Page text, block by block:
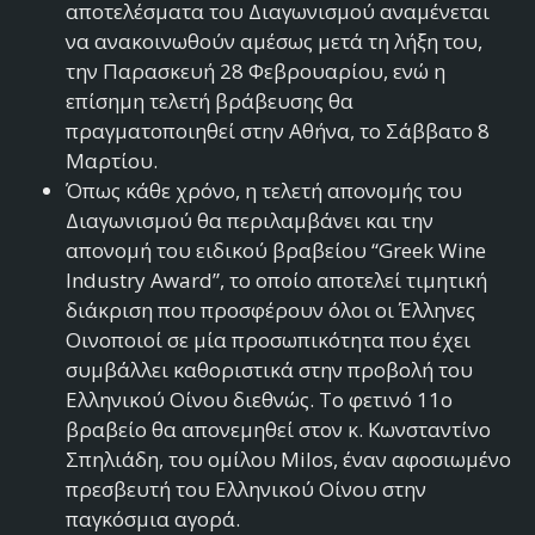
αποτελέσματα του Διαγωνισμού αναμένεται
να ανακοινωθούν αμέσως μετά τη λήξη του,
την Παρασκευή 28 Φεβρουαρίου, ενώ η
επίσημη τελετή βράβευσης θα
πραγματοποιηθεί στην Αθήνα, το Σάββατο 8
Μαρτίου.
Όπως κάθε χρόνο, η τελετή απονομής του
Διαγωνισμού θα περιλαμβάνει και την
απονομή του ειδικού βραβείου “Greek Wine
Industry Award”, το οποίο αποτελεί τιμητική
διάκριση που προσφέρουν όλοι οι Έλληνες
Οινοποιοί σε μία προσωπικότητα που έχει
συμβάλλει καθοριστικά στην προβολή του
Ελληνικού Οίνου διεθνώς. Το φετινό 11o
βραβείο θα απονεμηθεί στον κ. Κωνσταντίνο
Σπηλιάδη, του ομίλου Milos, έναν αφοσιωμένο
πρεσβευτή του Ελληνικού Οίνου στην
παγκόσμια αγορά.